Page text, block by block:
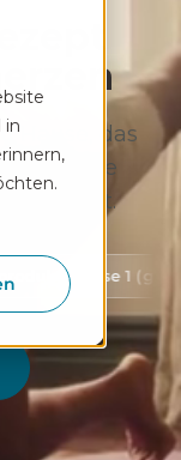
inHause, das
Ohne
Rezept.
1 (gemäß MDR)